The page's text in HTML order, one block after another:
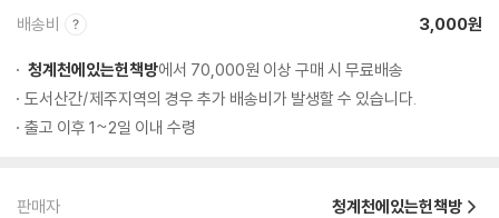
배송비 3,000원
청계천에있는헌책방에서 70,000원 이상 구매 시 무료배송
도서산간/제주지역의 경우 추가 배송비가 발생할 수 있습니다.
출고 이후 1~2일 이내 수령
판매자 청계천에있는헌책방